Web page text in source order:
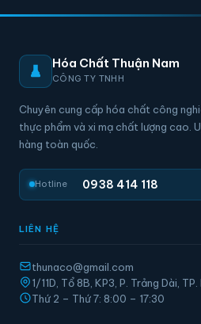
Hóa Chất Thuận Nam
CÔNG TY TNHH
Chuyên cung cấp hóa chất công
thực phẩm và xi mạ chất lượng cao.
hàng toàn quốc.
Hotline 0938 414 118
LIÊN HỆ
thunaco@gmail.com
1/11D, Tổ 8B, KP3, P. Trảng Dài,
Thứ 2 – Thứ 7: 8:00 – 17:30